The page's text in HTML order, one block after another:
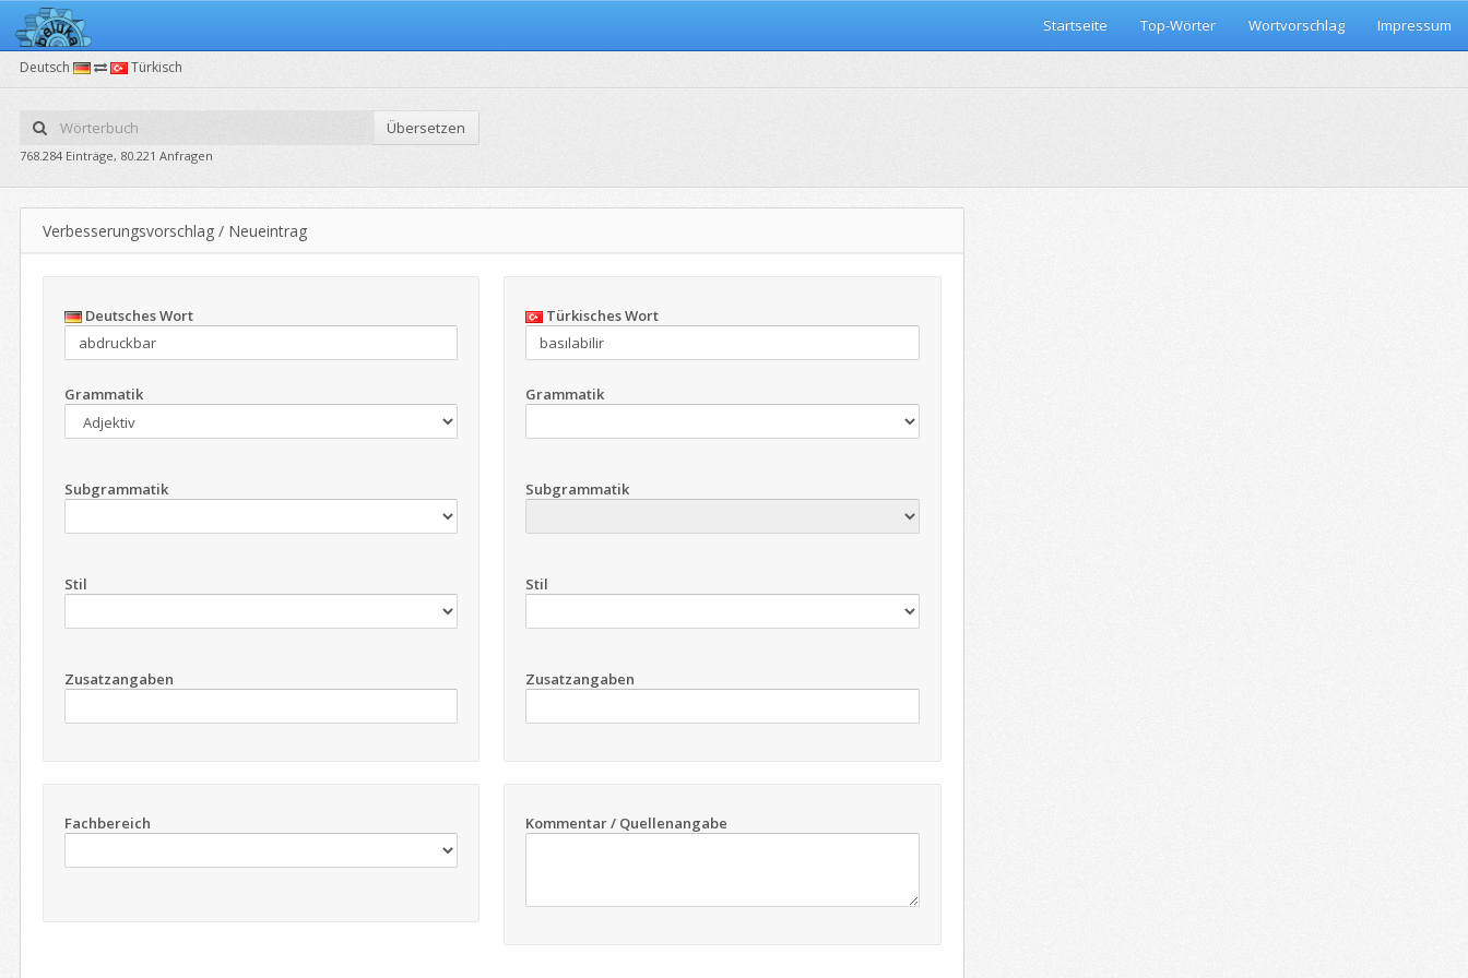
Startseite Top-Wörter Wortvorschlag Impressum
Deutsch Türkisch
Übersetzen
768.284 Einträge, 80.221 Anfragen
Verbesserungsvorschlag / Neueintrag
Deutsches Wort
Grammatik
Subgrammatik
Stil
Zusatzangaben
Türkisches Wort
Grammatik
Subgrammatik
Stil
Zusatzangaben
Fachbereich Kommentar / Quellenangabe